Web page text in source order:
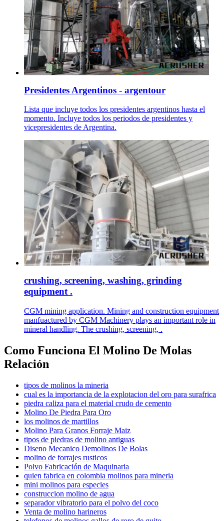
Presidentes Argentinos - argentour
Lista que incluye todos los presidentes argentinos hasta el
momento. Incluye todos los periodos de presidentes y
vicepresidentes de Argentina.
crushing, screening, washing, grinding
equipment .
CGM mining application. Mining and construction equipment
manfuactured by CGM Machinery plays an important role in
mineral handling. The crushing, screening, .
Como Funciona El Molino De Molas
Relación
tipos de molinos la mineria
cual es la importancia de la explotacion del oro para surafrica
piedra caliza para el material crudo de cemento
Molino De Piedra Para Oro
los molinos de martillos
Molino Para Granos Forraje Maiz
tipos de piedras de molino antiguas
Diseno Mecanico Demolinos De Bolas
molino de forrajes rusticos
Polvo Fabricación de Maquinaria
quien fabrica en colombia molinos para mineria
mini molinos para especies
construccion molino de agua
separador vibratorio para el polvo del coco
Venta de molino harineros